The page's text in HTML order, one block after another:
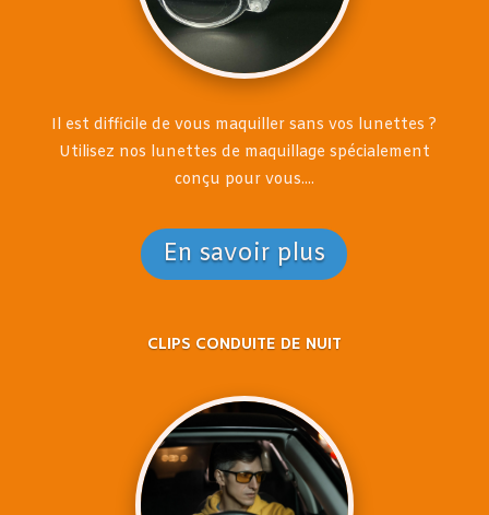
Il est difficile de vous maquiller sans vos lunettes ?
Utilisez nos lunettes de maquillage spécialement
conçu pour vous....
En savoir plus
CLIPS CONDUITE DE NUIT